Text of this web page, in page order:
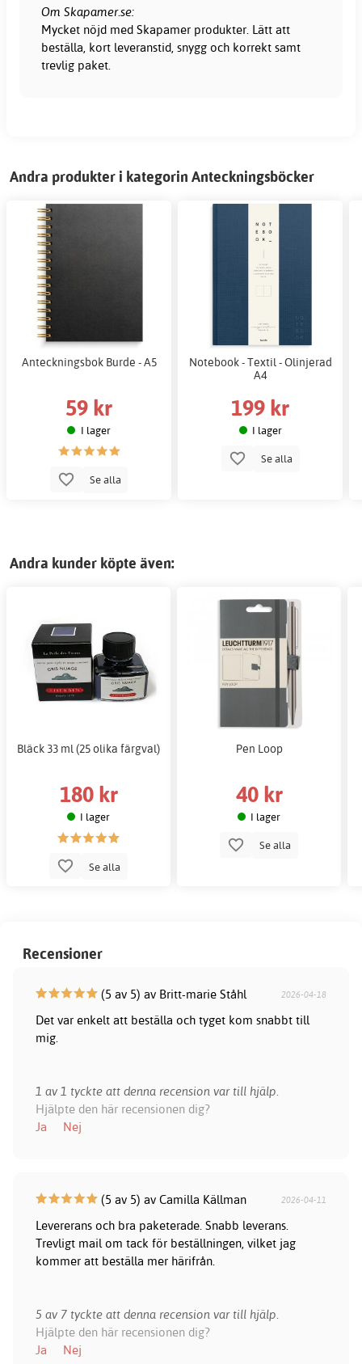
Om Skapamer.se:
Mycket nöjd med Skapamer produkter. Lätt att
beställa, kort leveranstid, snygg och korrekt samt
trevlig paket.
Andra produkter i kategorin Anteckningsböcker
Anteckningsbok Burde - A5
59 kr
I lager
Se alla
Notebook - Textil - Olinjerad
A4
199 kr
I lager
Se alla
Andra kunder köpte även:
Bläck 33 ml (25 olika färgval)
180 kr
I lager
Se alla
Pen Loop
40 kr
I lager
Se alla
Recensioner
(5 av 5) av Britt-marie Ståhl 2026-04-18
Det var enkelt att beställa och tyget kom snabbt till
mig.
1 av 1 tyckte att denna recension var till hjälp.
Hjälpte den här recensionen dig?
Ja
Nej
(5 av 5) av Camilla Källman 2026-04-11
Levererans och bra paketerade. Snabb leverans.
Trevligt mail om tack för beställningen, vilket jag
kommer att beställa mer härifrån.
5 av 7 tyckte att denna recension var till hjälp.
Hjälpte den här recensionen dig?
Ja
Nej